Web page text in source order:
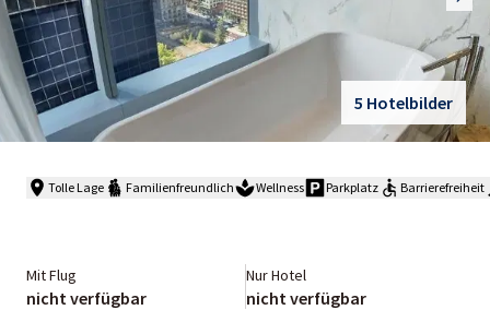
5 Hotelbilder
Tolle Lage Familienfreundlich Wellness Parkplatz Barrierefreiheit
Mit Flug
nicht verfügbar
Nur Hotel
nicht verfügbar